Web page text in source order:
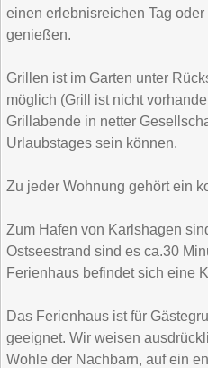
einen erlebnisreichen Tag
genießen.
Grillen ist im Garten unter
möglich (Grill ist nicht
Grillabende in netter
Urlaubstages sein können.
Zu jeder Wohnung gehört ein
Zum Hafen von Karlshagen
Ostseestrand sind es ca.30
Ferienhaus befindet sich eine
Das Ferienhaus ist für
geeignet. Wir weisen
Wohle der Nachbarn, auf ein